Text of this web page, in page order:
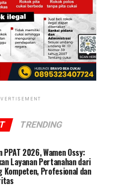
TRENDING
PPAT 2026, Wamen Ossy:
Layanan Pertanahan dari
Kompeten, Profesional dan